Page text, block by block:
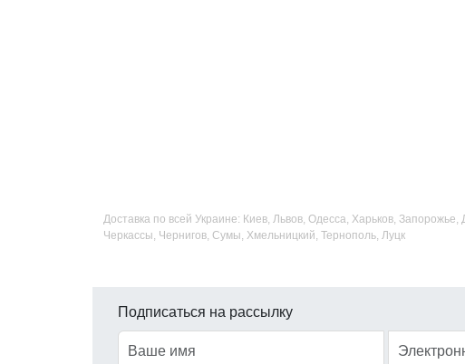
Доставка по всей Украине: Киев, Львов, Одесса, Харьков,
Черкассы, Чернигов, Сумы, Хмельницкий, Тернополь, Луцк
Подписаться на рассылку